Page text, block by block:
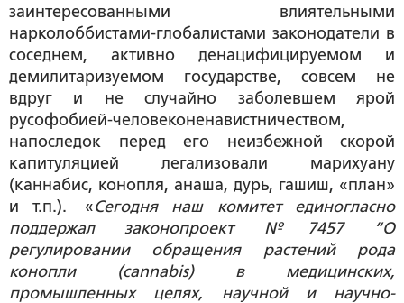
заинтересованными влиятельными
нарколоббистами-глобалистами законодатели в
соседнем, активно денацифицируемом и
демилитаризуемом государстве, совсем не
вдруг и не случайно заболевшем ярой
русофобией-человеконенавистничеством,
напоследок перед его неизбежной скорой
капитуляцией легализовали марихуану
(каннабис, конопля, анаша, дурь, гашиш, «план»
и т.п.). «Сегодня наш комитет единогласно
поддержал законопроект №7457 “О
регулировании обращения растений рода
конопли (сannabis) в медицинских,
промышленных целях, научной и научно-